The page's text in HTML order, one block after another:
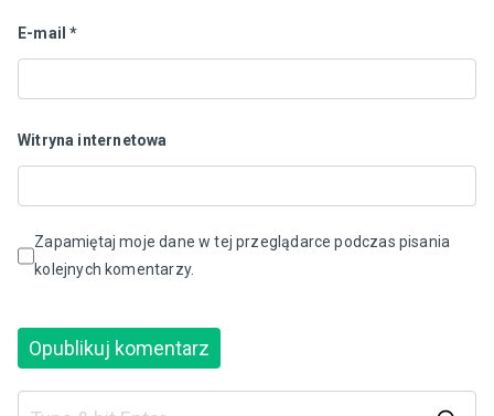
E-mail*
Witryna internetowa
Zapamiętaj moje dane w tej przeglądarce podczas pisania
kolejnych komentarzy.